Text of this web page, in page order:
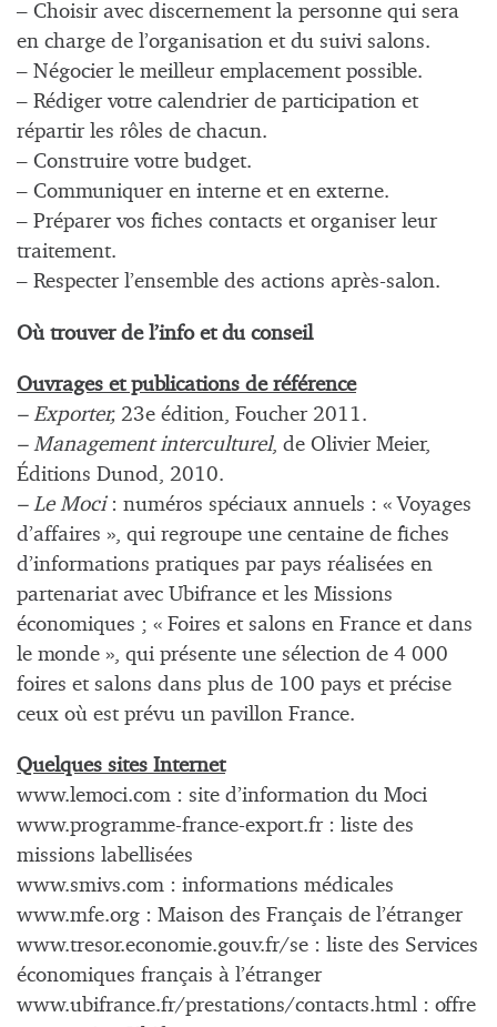
– Choisir avec discernement la personne qui sera
en charge de l’organisation et du suivi salons.
– Négocier le meilleur emplacement possible.
– Rédiger votre calendrier de participation et
répartir les rôles de chacun.
– Construire votre budget.
– Communiquer en interne et en externe.
– Préparer vos fiches contacts et organiser leur
traitement.
– Respecter l’ensemble des actions après-salon.
Où trouver de l’info et du conseil
Ouvrages et publications de référence
– Exporter, 23e édition, Foucher 2011.
– Management interculturel, de Olivier Meier,
Éditions Dunod, 2010.
– Le Moci: numéros spéciaux annuels : « Voyages
d’affaires », qui regroupe une centaine de fiches
d’informations pratiques par pays réalisées en
partenariat avec Ubifrance et les Missions
économiques ; « Foires et salons en France et dans
le monde », qui présente une sélection de 4 000
foires et salons dans plus de 100 pays et précise
ceux où est prévu un pavillon France.
Quelques sites Internet
www.lemoci.com : site d’information du Moci
www.programme-france-export.fr : liste des
missions labellisées
www.smivs.com : informations médicales
www.mfe.org : Maison des Français de l’étranger
www.tresor.economie.gouv.fr/se : liste des Services
économiques français à l’étranger
www.ubifrance.fr/prestations/contacts.html : offre